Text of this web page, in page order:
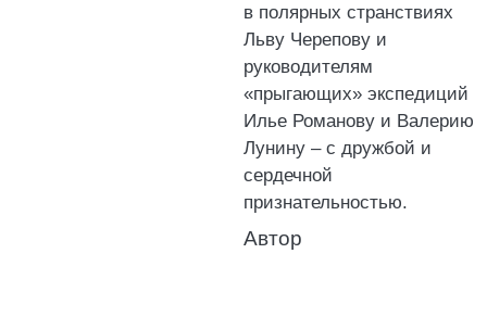
в полярных странствиях
Льву Черепову и
руководителям
«прыгающих» экспедиций
Илье Романову и Валерию
Лунину – с дружбой и
сердечной
признательностью.
Автор